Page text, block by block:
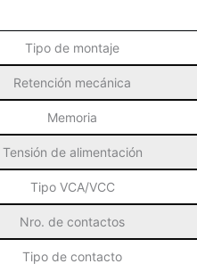
Tipo de montaje
Retención mecánica
Memoria
Tensión de alimentación
Tipo VCA/VCC
Nro. de contactos
Tipo de contacto